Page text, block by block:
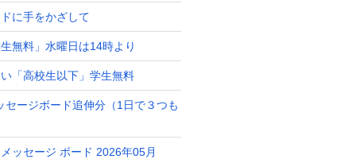
に手をかざして
無料」水曜日は14時より
「高校生以下」学生無料
セージボード追伸分（1日で３つも
ッセージ ボード 2026年05月